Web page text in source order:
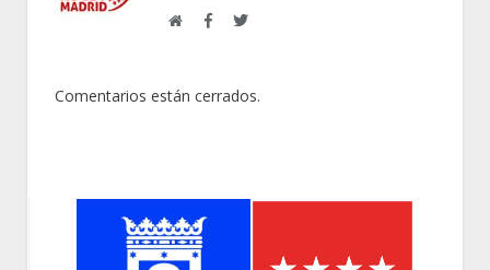
WebFacebookTwitter
Comentarios están cerrados.